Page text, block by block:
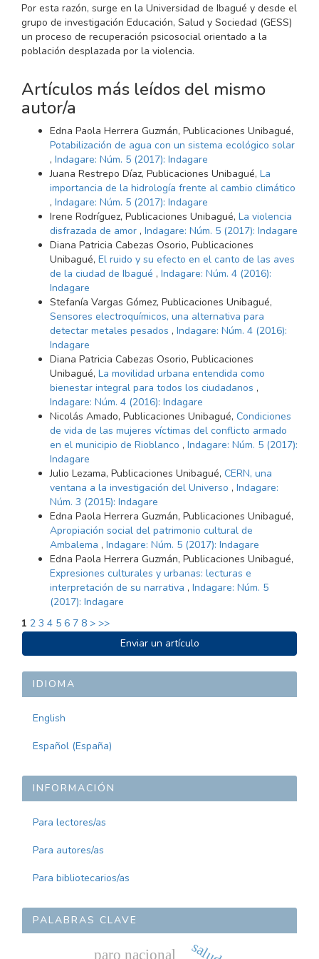
Por esta razón, surge en la Universidad de Ibagué y desde el
grupo de investigación Educación, Salud y Sociedad (GESS)
un proceso de recuperación psicosocial orientado a la
población desplazada por la violencia.
Artículos más leídos del mismo
autor/a
Edna Paola Herrera Guzmán, Publicaciones Unibagué,
Potabilización de agua con un sistema ecológico solar
, Indagare: Núm. 5 (2017): Indagare
Juana Restrepo Díaz, Publicaciones Unibagué, La
importancia de la hidrología frente al cambio climático
, Indagare: Núm. 5 (2017): Indagare
Irene Rodríguez, Publicaciones Unibagué, La violencia
disfrazada de amor , Indagare: Núm. 5 (2017): Indagare
Diana Patricia Cabezas Osorio, Publicaciones
Unibagué, El ruido y su efecto en el canto de las aves
de la ciudad de Ibagué , Indagare: Núm. 4 (2016):
Indagare
Stefanía Vargas Gómez, Publicaciones Unibagué,
Sensores electroquímicos, una alternativa para
detectar metales pesados , Indagare: Núm. 4 (2016):
Indagare
Diana Patricia Cabezas Osorio, Publicaciones
Unibagué, La movilidad urbana entendida como
bienestar integral para todos los ciudadanos ,
Indagare: Núm. 4 (2016): Indagare
Nicolás Amado, Publicaciones Unibagué, Condiciones
de vida de las mujeres víctimas del conflicto armado
en el municipio de Rioblanco , Indagare: Núm. 5 (2017):
Indagare
Julio Lezama, Publicaciones Unibagué, CERN, una
ventana a la investigación del Universo , Indagare:
Núm. 3 (2015): Indagare
Edna Paola Herrera Guzmán, Publicaciones Unibagué,
Apropiación social del patrimonio cultural de
Ambalema , Indagare: Núm. 5 (2017): Indagare
Edna Paola Herrera Guzmán, Publicaciones Unibagué,
Expresiones culturales y urbanas: lecturas e
interpretación de su narrativa , Indagare: Núm. 5
(2017): Indagare
1 2 3 4 5 6 7 8 > >>
ENVIAR
UN
ARTÍCULO
Enviar un artículo
IDIOMA
English
Español (España)
INFORMACIÓN
Para lectores/as
Para autores/as
Para bibliotecarios/as
PALABRAS CLAVE
paro nacional